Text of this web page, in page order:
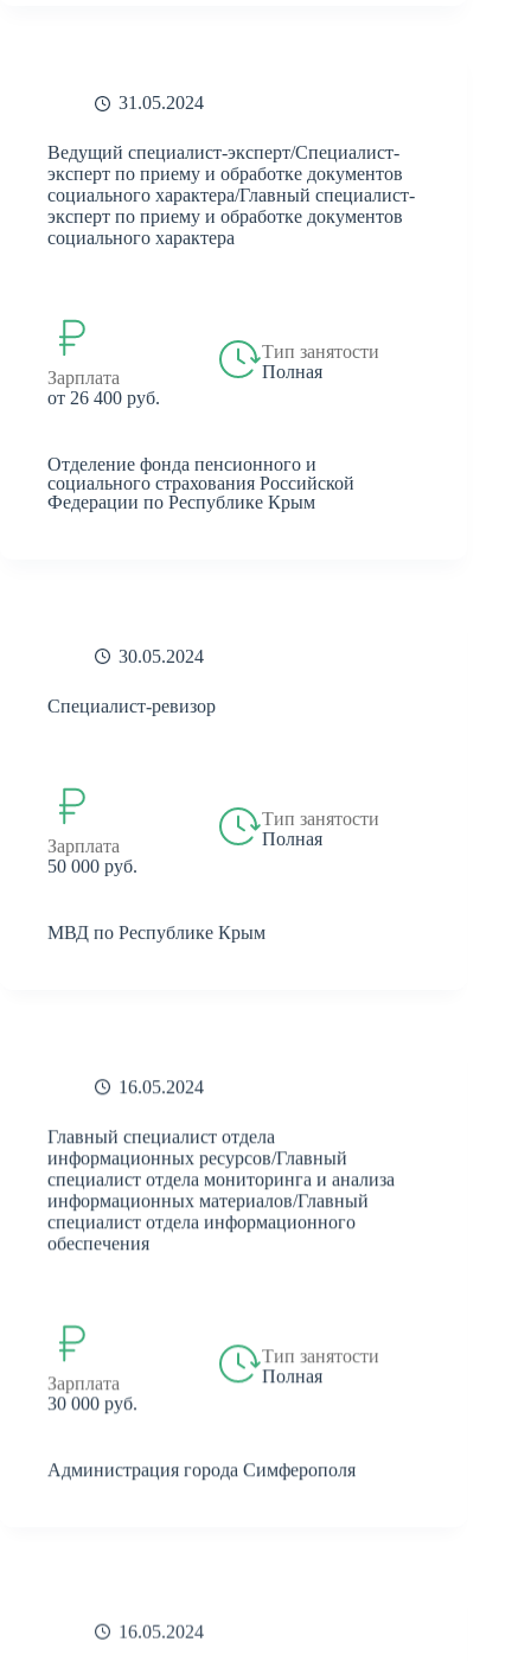
31.05.2024
Ведущий специалист-эксперт/Специалист-
эксперт по приему и обработке документов
социального характера/Главный специалист-
эксперт по приему и обработке документов
социального характера
Зарплата
от 26 400 руб.
Тип занятости
Полная
Отделение фонда пенсионного и
социального страхования Российской
Федерации по Республике Крым
30.05.2024
Специалист-ревизор
Зарплата
50 000 руб.
Тип занятости
Полная
МВД по Республике Крым
16.05.2024
Главный специалист отдела
информационных ресурсов/Главный
специалист отдела мониторинга и анализа
информационных материалов/Главный
специалист отдела информационного
обеспечения
Зарплата
30 000 руб.
Тип занятости
Полная
Администрация города Симферополя
16.05.2024